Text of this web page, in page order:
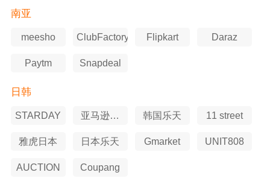
南亚
meesho ClubFactory Flipkart Daraz
Paytm Snapdeal
日韩
STARDAY
亚马逊日
本站
韩国乐天 11 street
雅虎日本 日本乐天 Gmarket UNIT808
AUCTION Coupang